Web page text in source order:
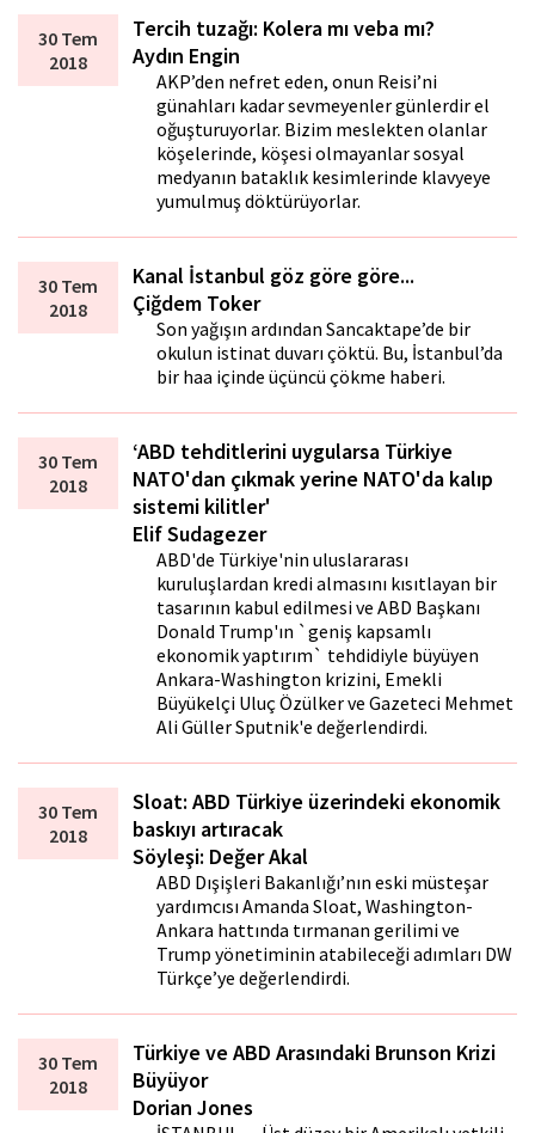
30 Tem
2018
Tercih tuzağı: Kolera mı veba mı?
Aydın Engin
AKP’den nefret eden, onun Reisi’ni
günahları kadar sevmeyenler günlerdir el
oğuşturuyorlar. Bizim meslekten olanlar
köşelerinde, köşesi olmayanlar sosyal
medyanın bataklık kesimlerinde klavyeye
yumulmuş döktürüyorlar.
30 Tem
2018
Kanal İstanbul göz göre göre...
Çiğdem Toker
Son yağışın ardından Sancaktape’de bir
okulun istinat duvarı çöktü. Bu, İstanbul’da
bir hafta içinde üçüncü çökme haberi.
30 Tem
2018
‘ABD tehditlerini uygularsa Türkiye
NATO'dan çıkmak yerine NATO'da kalıp
sistemi kilitler'
Elif Sudagezer
ABD'de Türkiye'nin uluslararası
kuruluşlardan kredi almasını kısıtlayan bir
tasarının kabul edilmesi ve ABD Başkanı
Donald Trump'ın `geniş kapsamlı
ekonomik yaptırım` tehdidiyle büyüyen
Ankara-Washington krizini, Emekli
Büyükelçi Uluç Özülker ve Gazeteci Mehmet
Ali Güller Sputnik'e değerlendirdi.
30 Tem
2018
Sloat: ABD Türkiye üzerindeki ekonomik
baskıyı artıracak
Söyleşi: Değer Akal
ABD Dışişleri Bakanlığı’nın eski müsteşar
yardımcısı Amanda Sloat, Washington-
Ankara hattında tırmanan gerilimi ve
Trump yönetiminin atabileceği adımları DW
Türkçe’ye değerlendirdi.
30 Tem
2018
Türkiye ve ABD Arasındaki Brunson Krizi
Büyüyor
Dorian Jones